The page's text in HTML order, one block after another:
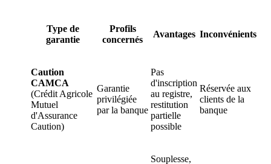
Type de
garantie
Profils
concernés
Avantages Inconvénients
Caution
CAMCA
(Crédit Agricole
Mutuel
d'Assurance
Caution)
Garantie
privilégiée
par la banque
Pas
d'inscription
au registre,
restitution
partielle
possible
Réservée aux
clients de la
banque
Souplesse,